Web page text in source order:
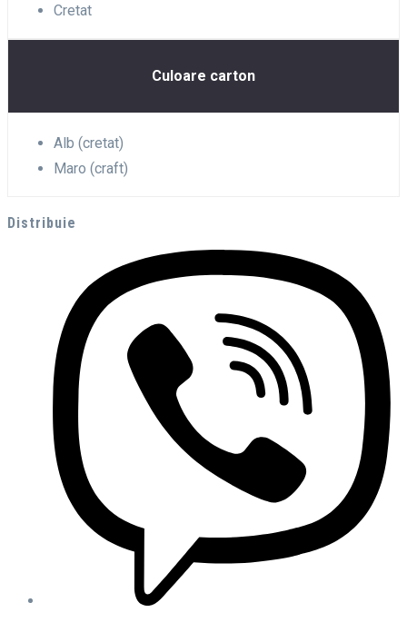
Cretat
Culoare carton
Alb (cretat)
Maro (craft)
Distribuie